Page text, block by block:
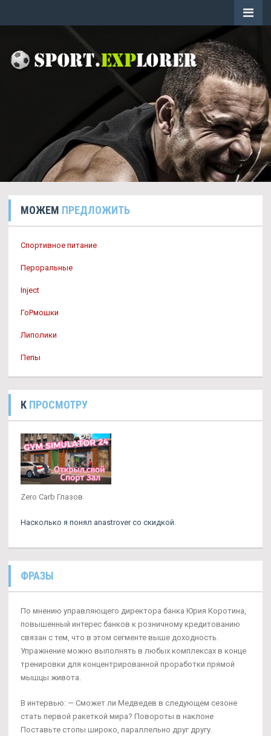
МОЖЕМ ПРЕДЛОЖИТЬ
Спортивное питание
Пероральные
Inject
ГоРмошки
Липолики
Пепы
К ПРОСМОТРУ
Zero Carb Глазов
Насколько я понял anastrover со скидкой.
ФРАЗЫ
По мнению управляющего директора банка Юрия Коротина,
повышенный интерес банков к розничному кредитованию
связан с тем, что в этом сегменте выше доходность.
Упражнение можно выполнять в любых комплексах в конце
тренировки для концентрированной проработки прямой
мышцы живота.
В интервью: — Сможет ли Медведев в следующем сезоне
стать первой ракеткой мира? Повороты в наклоне
Поставьте стопы широко, параллельно друг другу.